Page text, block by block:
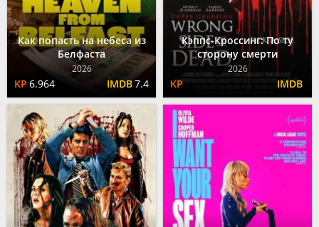
Как попасть на небеса из
Белфаста
2026
6.964 7.4
Кэппс-Кроссинг: По ту
сторону смерти
2026